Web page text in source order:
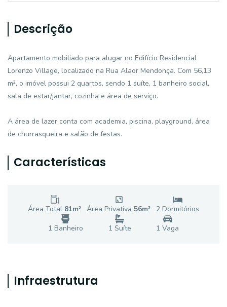
Descrição
Apartamento mobiliado para alugar no Edifício Residencial
Lorenzo Village, localizado na Rua Alaor Mendonça. Com 56,13
m², o imóvel possui 2 quartos, sendo 1 suíte, 1 banheiro social,
sala de estar/jantar, cozinha e área de serviço.
A área de lazer conta com academia, piscina, playground, área
de churrasqueira e salão de festas.
Características
Área Total 81m² Área Privativa 56m² 2 Dormitórios
1 Banheiro 1 Suíte 1 Vaga
Infraestrutura